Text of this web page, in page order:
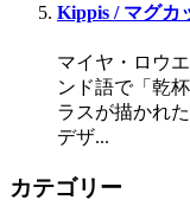
Kippis / マグカ
マイヤ・ロウ
ンド語で「乾
ラスが描かれ
デザ...
カテゴリー